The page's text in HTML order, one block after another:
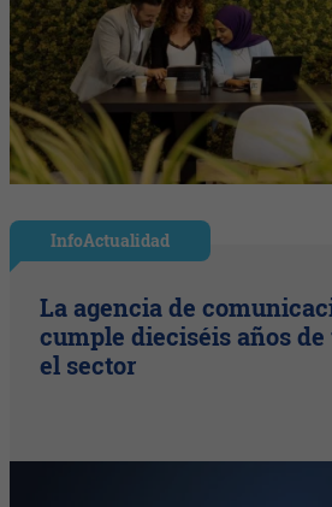
InfoActualidad
La agencia de
cumple dieciséis años
el sector